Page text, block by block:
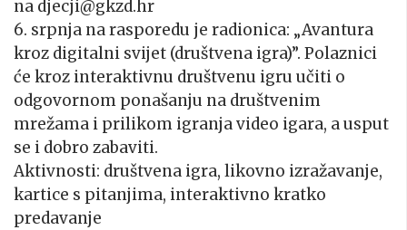
na djecji@gkzd.hr
6. srpnja na rasporedu je radionica: „Avantura
kroz digitalni svijet (društvena igra)”. Polaznici
će kroz interaktivnu društvenu igru učiti o
odgovornom ponašanju na društvenim
mrežama i prilikom igranja video igara, a usput
se i dobro zabaviti.
Aktivnosti: društvena igra, likovno izražavanje,
kartice s pitanjima, interaktivno kratko
predavanje